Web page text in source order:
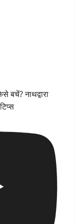
बचें? नाथद्वारा